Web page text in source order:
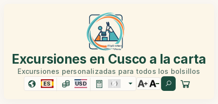
Excursiones en Cusco a la carta
Excursiones personalizadas para todos los bolsillos
ES USD